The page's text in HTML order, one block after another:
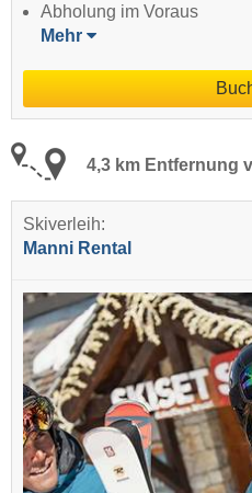
Abholung im Voraus
Mehr
4,3 km Entfernung
Skiverleih:
Manni Rental